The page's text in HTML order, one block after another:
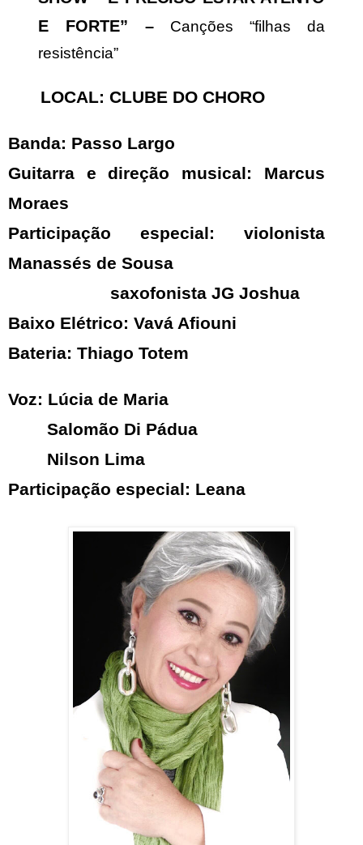
E FORTE” – Canções “filhas da
resistência”
LOCAL: CLUBE DO CHORO
Banda: Passo Largo
Guitarra e direção musical: Marcus
Moraes
Participação especial: violonista
Manassés de Sousa
saxofonista JG Joshua
Baixo Elétrico: Vavá Afiouni
Bateria: Thiago Totem
Voz: Lúcia de Maria
Salomão Di Pádua
Nilson Lima
Participação especial: Leana